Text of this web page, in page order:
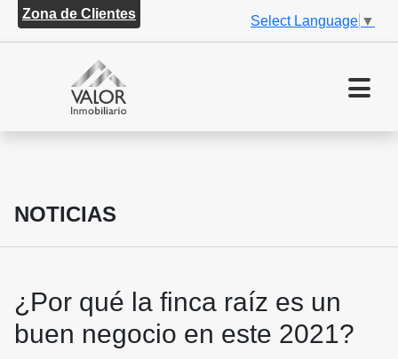
Zona de Clientes Select Language ▼
NOTICIAS
¿Por qué la finca raíz es un
buen negocio en este 2021?